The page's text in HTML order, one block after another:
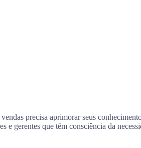
precisa aprimorar seus
gerentes que têm consciência da